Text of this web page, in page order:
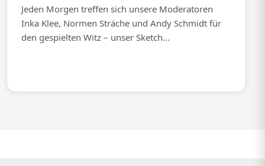
Jeden Morgen treffen sich unsere Moderatoren
Inka Klee, Normen Sträche und Andy Schmidt für
den gespielten Witz – unser Sketch...